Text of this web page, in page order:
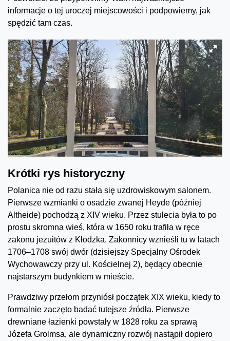
informacje o tej uroczej miejscowości i podpowiemy, jak
spędzić tam czas.
Krótki rys historyczny
Polanica nie od razu stała się uzdrowiskowym salonem.
Pierwsze wzmianki o osadzie zwanej Heyde (później
Altheide) pochodzą z XIV wieku. Przez stulecia była to po
prostu skromna wieś, która w 1650 roku trafiła w ręce
zakonu jezuitów z Kłodzka. Zakonnicy wznieśli tu w latach
1706–1708 swój dwór (dzisiejszy Specjalny Ośrodek
Wychowawczy przy ul. Kościelnej 2), będący obecnie
najstarszym budynkiem w mieście.
Prawdziwy przełom przyniósł początek XIX wieku, kiedy to
formalnie zaczęto badać tutejsze źródła. Pierwsze
drewniane łazienki powstały w 1828 roku za sprawą
Józefa Grolmsa, ale dynamiczny rozwój nastąpił dopiero